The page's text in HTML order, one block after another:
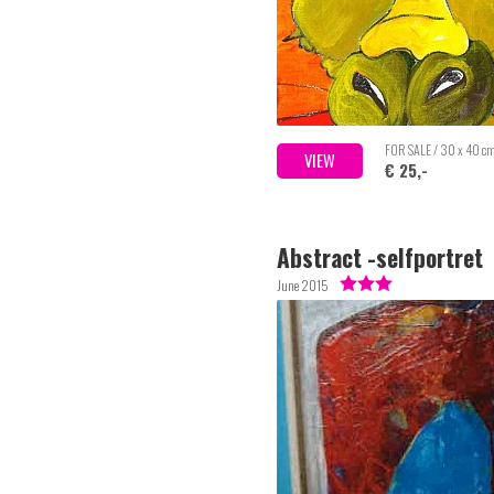
VIEW FOR SALE / 30 x 40 cm
€ 25,-
June 2015
Abstract -selfportret